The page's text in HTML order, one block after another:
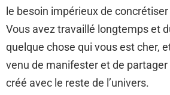
le besoin impérieux de concrétiser
Vous avez travaillé longtemps et
quelque chose qui vous est cher,
venu de manifester et de partager
créé avec le reste de l’univers.